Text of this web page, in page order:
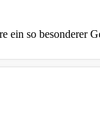
so besonderer